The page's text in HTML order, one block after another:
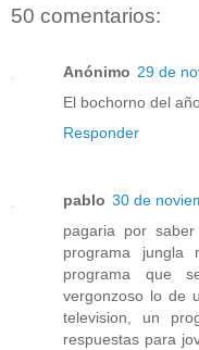
50 comentarios:
Anónimo 29 de
El bochorno del
Responder
pablo 30 de
pagaria por
programa jungla
programa que
vergonzoso lo de
television, un
respuestas para